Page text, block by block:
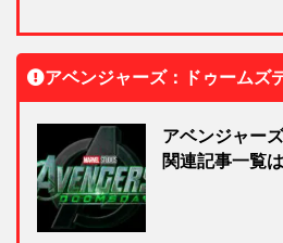
アベンジャーズ：ドゥームズ
アベンジャー
関連記事一覧